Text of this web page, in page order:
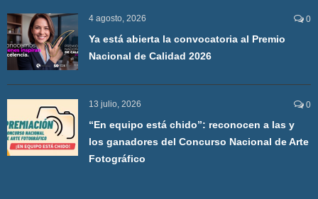
4 agosto, 2026 0
Ya está abierta la convocatoria al Premio
Nacional de Calidad 2026
13 julio, 2026 0
“En equipo está chido”: reconocen a las y
los ganadores del Concurso Nacional de Arte
Fotográfico